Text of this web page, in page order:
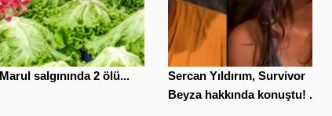
Marul salgınında 2 ölü...
Sercan Yıldırım, Survivor
Beyza hakkında konuştu! ...